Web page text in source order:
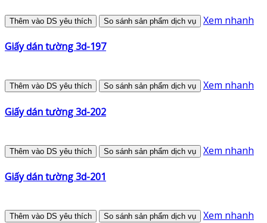
Thêm vào DS yêu thích So sánh sản phẩm dịch vụ Xem nhanh
Giấy dán tường 3d-197
Thêm vào DS yêu thích So sánh sản phẩm dịch vụ Xem nhanh
Giấy dán tường 3d-202
Thêm vào DS yêu thích So sánh sản phẩm dịch vụ Xem nhanh
Giấy dán tường 3d-201
Thêm vào DS yêu thích So sánh sản phẩm dịch vụ Xem nhanh